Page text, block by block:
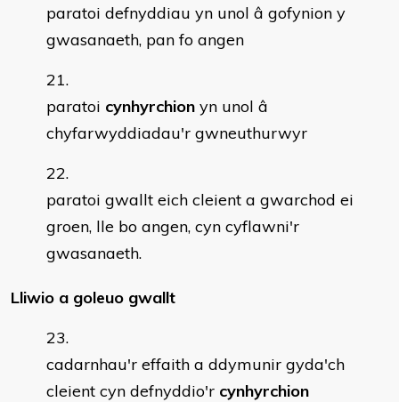
paratoi defnyddiau yn unol â gofynion y
gwasanaeth, pan fo angen
paratoi cynhyrchion yn unol â
chyfarwyddiadau'r gwneuthurwyr
paratoi gwallt eich cleient a gwarchod ei
groen, lle bo angen, cyn cyflawni'r
gwasanaeth.
Lliwio a goleuo gwallt
cadarnhau'r effaith a ddymunir gyda'ch
cleient cyn defnyddio'r cynhyrchion